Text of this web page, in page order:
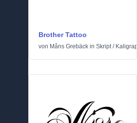
Brother Tattoo
von Måns Grebäck in Skript/